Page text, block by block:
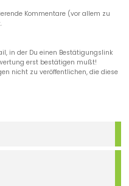
Kommentare (vor allem zu
in der Du einen Bestätigungslink
erst bestätigen mußt!
nicht zu veröffentlichen, die diese